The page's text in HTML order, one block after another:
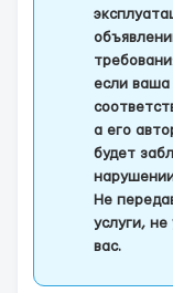
если ваша
а его
будет
Не
услуги,
вас.